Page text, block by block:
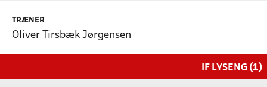
TRÆNER
Oliver Tirsbæk Jørgensen
IF LYSENG (1)